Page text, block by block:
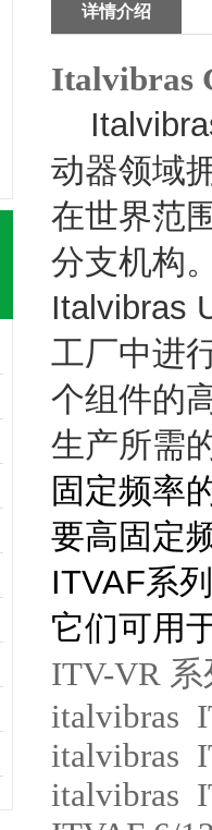
详情介绍
Italvibras
动器领域
在世界范
分支机构
Italvibras
工厂中进
个组件的
生产所需
固定频率
要高固定
ITVAF系
它们可用
ITV-VR
italvibras
italvibras
italvibras